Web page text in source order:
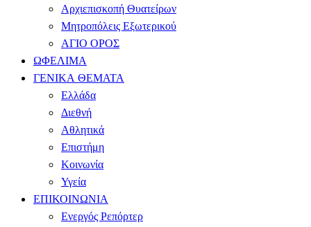
Αρχιεπισκοπή Θυατείρων
Μητροπόλεις Εξωτερικού
ΑΓΙΟ ΟΡΟΣ
ΩΦΕΛΙΜΑ
ΓΕΝΙΚΑ ΘΕΜΑΤΑ
Ελλάδα
Διεθνή
Αθλητικά
Επιστήμη
Κοινωνία
Υγεία
ΕΠΙΚΟΙΝΩΝΙΑ
Ενεργός Ρεπόρτερ